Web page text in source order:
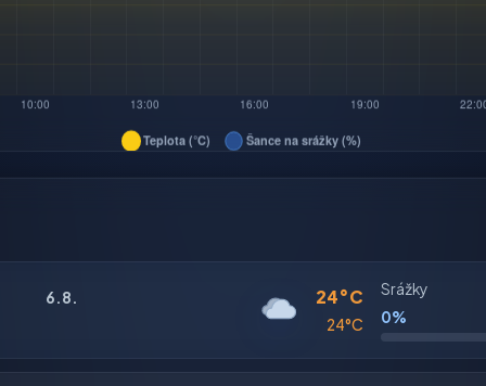
6.8. 24°C
24°C
Srážky
0%